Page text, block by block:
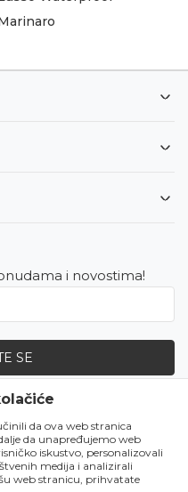
i novostima!
SE
da ova web stranica
da unapređujemo web
iskustvo, personalizovali
medija i analizirali
web stranicu, prihvatate